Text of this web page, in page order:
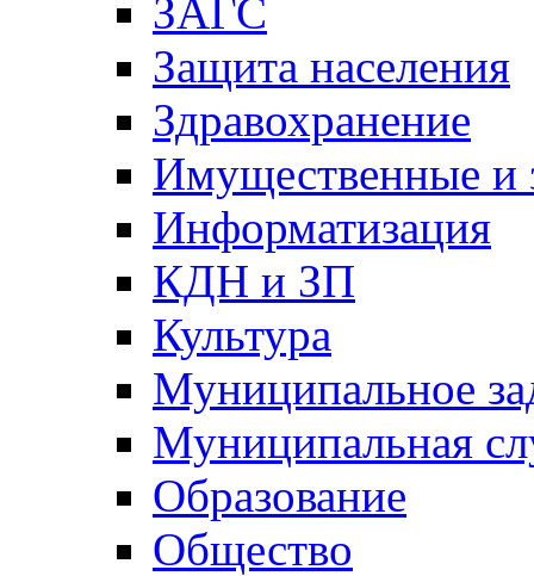
ЗАГС
Защита населения
Здравохранение
Имущественные и
Информатизация
КДН и ЗП
Культура
Муниципальное
Муниципальная
Образование
Общество